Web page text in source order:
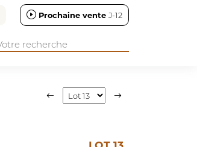
Prochaine vente J-12